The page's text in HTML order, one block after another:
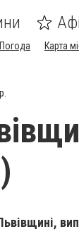
Погода Карта